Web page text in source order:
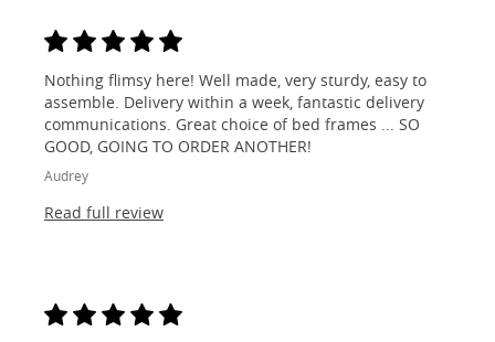
Nothing flimsy here! Well made, very sturdy, easy to
assemble. Delivery within a week, fantastic delivery
communications. Great choice of bed frames ... SO
GOOD, GOING TO ORDER ANOTHER!
Audrey
Read full review